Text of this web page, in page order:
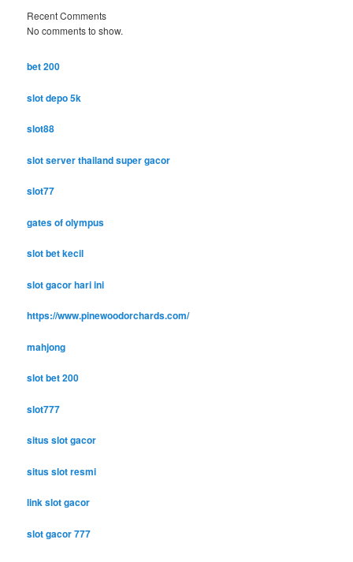
Recent Comments
No comments to show.
bet 200
slot depo 5k
slot88
slot server thailand super gacor
slot77
gates of olympus
slot bet kecil
slot gacor hari ini
https://www.pinewoodorchards.com/
mahjong
slot bet 200
slot777
situs slot gacor
situs slot resmi
link slot gacor
slot gacor 777